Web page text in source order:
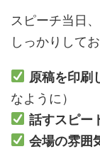
スピーチ当日
しっかりして
原稿を印刷
なように）
話すスピー
会場の雰囲